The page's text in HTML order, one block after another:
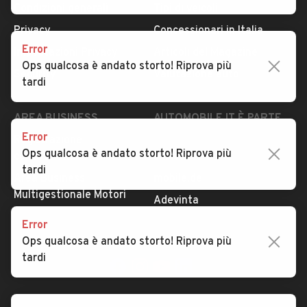
Privacy
Impostazioni Privacy
Security
Concessionari in Italia
Valutazione auto
AREA BUSINESS
Registrazione
concessionario
Multigestionale Motori
AUTOMOBILE.IT È PARTE
subito.it
Adevinta
SEGUICI
Error
Ops qualcosa è andato storto! Riprova più
tardi
Error
Ops qualcosa è andato storto! Riprova più
tardi
Error
Ops qualcosa è andato storto! Riprova più
tardi